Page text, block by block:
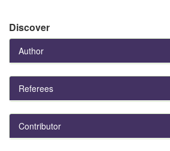
Discover
Author
Referees
Contributor